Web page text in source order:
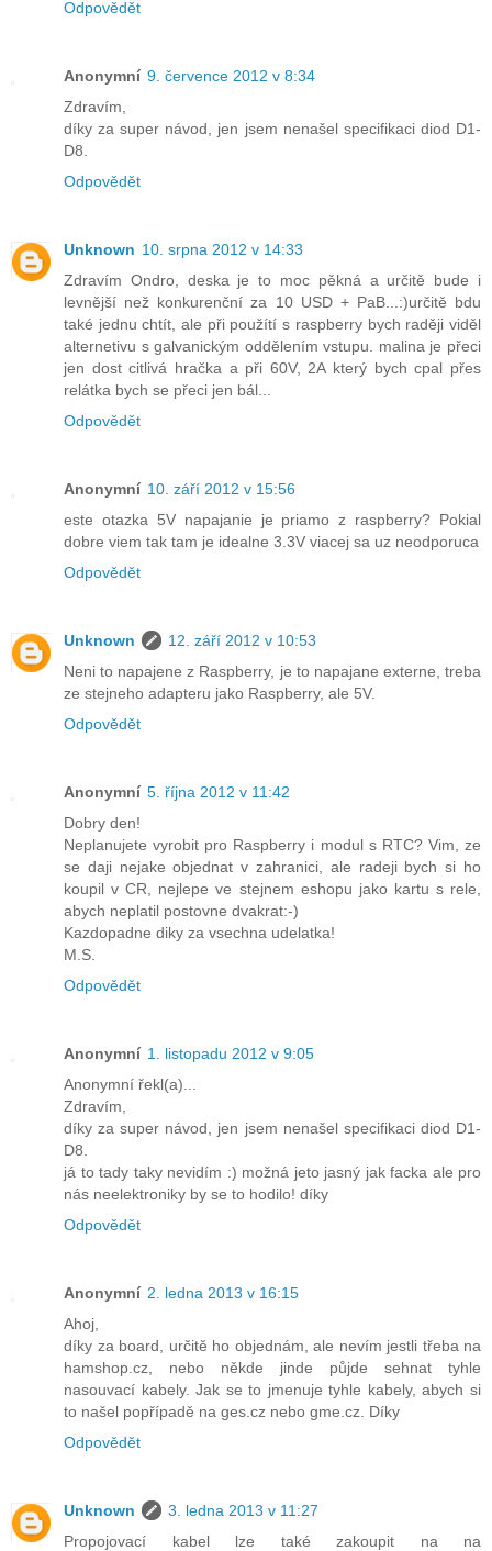
Odpovědět
Anonymní 9. července 2012 v 8:34
Zdravím,
díky za super návod, jen jsem nenašel specifikaci diod D1-
D8.
Odpovědět
Unknown 10. srpna 2012 v 14:33
Zdravím Ondro, deska je to moc pěkná a určitě bude i
levnější než konkurenční za 10 USD + PaB...:)určitě bdu
také jednu chtít, ale při použítí s raspberry bych raději viděl
alternetivu s galvanickým oddělením vstupu. malina je přeci
jen dost citlivá hračka a při 60V, 2A který bych cpal přes
relátka bych se přeci jen bál...
Odpovědět
Anonymní 10. září 2012 v 15:56
este otazka 5V napajanie je priamo z raspberry? Pokial
dobre viem tak tam je idealne 3.3V viacej sa uz neodporuca
Odpovědět
Unknown
12. září 2012 v 10:53
Neni to napajene z Raspberry, je to napajane externe, treba
ze stejneho adapteru jako Raspberry, ale 5V.
Odpovědět
Anonymní 5. října 2012 v 11:42
Dobry den!
Neplanujete vyrobit pro Raspberry i modul s RTC? Vim, ze
se daji nejake objednat v zahranici, ale radeji bych si ho
koupil v CR, nejlepe ve stejnem eshopu jako kartu s rele,
abych neplatil postovne dvakrat:-)
Kazdopadne diky za vsechna udelatka!
M.S.
Odpovědět
Anonymní 1. listopadu 2012 v 9:05
Anonymní řekl(a)...
Zdravím,
díky za super návod, jen jsem nenašel specifikaci diod D1-
D8.
já to tady taky nevidím :) možná jeto jasný jak facka ale pro
nás neelektroniky by se to hodilo! díky
Odpovědět
Anonymní 2. ledna 2013 v 16:15
Ahoj,
díky za board, určitě ho objednám, ale nevím jestli třeba na
hamshop.cz, nebo někde jinde půjde sehnat tyhle
nasouvací kabely. Jak se to jmenuje tyhle kabely, abych si
to našel popřípadě na ges.cz nebo gme.cz. Díky
Odpovědět
Unknown
3. ledna 2013 v 11:27
Propojovací kabel lze také zakoupit na na